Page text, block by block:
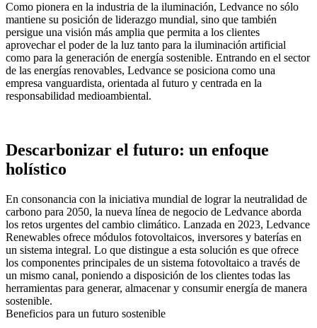
Como pionera en la industria de la iluminación, Ledvance no sólo
mantiene su posición de liderazgo mundial, sino que también
persigue una visión más amplia que permita a los clientes
aprovechar el poder de la luz tanto para la iluminación artificial
como para la generación de energía sostenible. Entrando en el sector
de las energías renovables, Ledvance se posiciona como una
empresa vanguardista, orientada al futuro y centrada en la
responsabilidad medioambiental.
Descarbonizar el futuro: un enfoque
holístico
En consonancia con la iniciativa mundial de lograr la neutralidad de
carbono para 2050, la nueva línea de negocio de Ledvance aborda
los retos urgentes del cambio climático. Lanzada en 2023, Ledvance
Renewables ofrece módulos fotovoltaicos, inversores y baterías en
un sistema integral. Lo que distingue a esta solución es que ofrece
los componentes principales de un sistema fotovoltaico a través de
un mismo canal, poniendo a disposición de los clientes todas las
herramientas para generar, almacenar y consumir energía de manera
sostenible.
Beneficios para un futuro sostenible